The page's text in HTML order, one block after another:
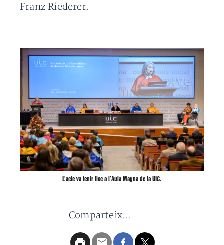
Franz Riederer.
L’acte va tenir lloc a l’Aula Magna de la UIC.
Comparteix...